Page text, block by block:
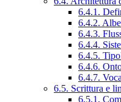
6.4.1.
6.4.2.
6.4.3.
6.4.4.
6.4.5.
6.4.6.
6.4.7.
6.5. Scrittura e
6.5.1.